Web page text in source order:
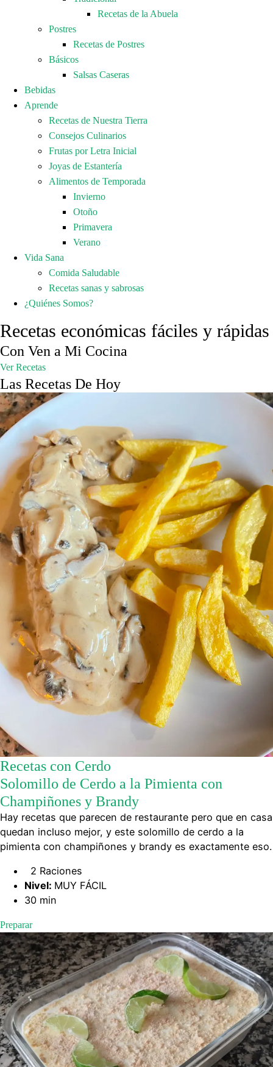
Recetas de la Abuela
Postres
Recetas de Postres
Básicos
Salsas Caseras
Bebidas
Aprende
Recetas de Nuestra Tierra
Consejos Culinarios
Frutas por Letra Inicial
Joyas de Estantería
Alimentos de Temporada
Invierno
Otoño
Primavera
Verano
Vida Sana
Comida Saludable
Recetas sanas y sabrosas
¿Quiénes Somos?
Recetas económicas fáciles y rápidas
Con Ven a Mi Cocina
Ver Recetas
Las Recetas De Hoy
Recetas con Cerdo
Solomillo de Cerdo a la Pimienta con
Champiñones y Brandy
Hay recetas que parecen de restaurante pero que en casa
quedan incluso mejor, y este solomillo de cerdo a la
pimienta con champiñones y brandy es exactamente eso.
2 Raciones
Nivel: MUY FÁCIL
30 min
Preparar